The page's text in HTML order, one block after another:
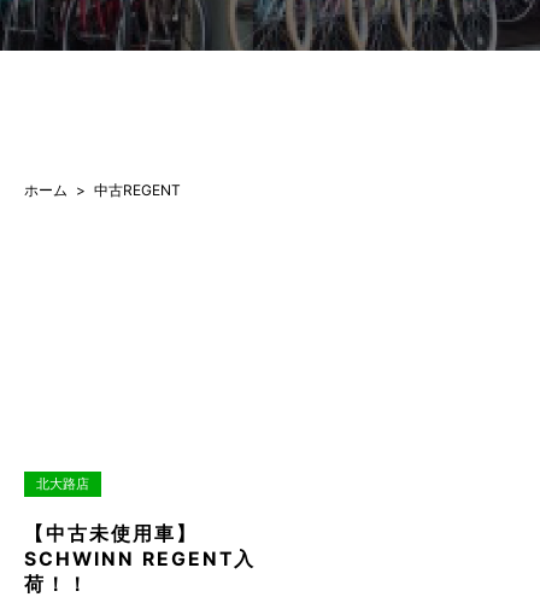
ホーム 中古REGENT
北大路店
【中古未使用車】
SCHWINN REGENT入
荷！！